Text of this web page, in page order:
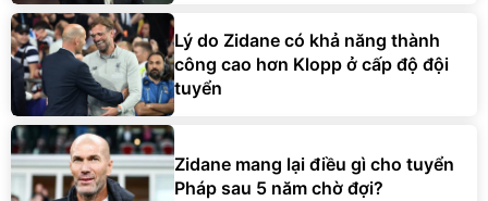
Lý do Zidane có khả năng thành
công cao hơn Klopp ở cấp độ đội
tuyển
Zidane mang lại điều gì cho tuyển
Pháp sau 5 năm chờ đợi?